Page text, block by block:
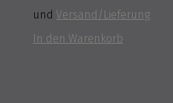
und Versand/Lieferung
In den Warenkorb